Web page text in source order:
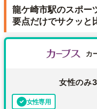
龍ケ崎市駅のスポー
要点だけでサクッと
カ
女性のみ
女性専用